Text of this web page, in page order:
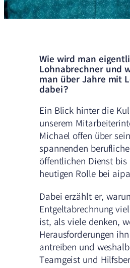
Wie wird man
Lohnabrechner und
man über Jahre mit
dabei?
Ein Blick hinter die
unserem
Michael offen über
spannenden
öffentlichen Dienst bis
heutigen Rolle bei
Dabei erzählt er,
Entgeltabrechnung
ist, als viele denken,
Herausforderungen
antreiben und
Teamgeist und